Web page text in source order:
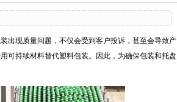
现质量问题，不仅会受到客户投诉，甚至会导致产
可持续材料替代塑料包装。因此，为确保包装和托盘